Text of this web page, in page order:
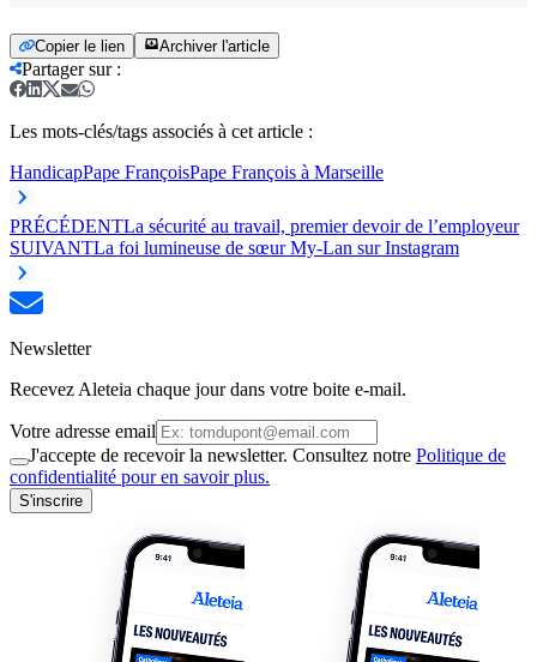
Copier le lien Archiver l'article
Partager sur:
Les mots-clés/tags associés à cet article :
HandicapPape FrançoisPape François à Marseille
PRÉCÉDENTLa sécurité au travail, premier devoir de l’employeur
SUIVANTLa foi lumineuse de sœur My-Lan sur Instagram
Newsletter
Recevez Aleteia chaque jour dans votre boite e-mail.
Votre adresse email
J'accepte de recevoir la newsletter. Consultez notre Politique de
confidentialité pour en savoir plus.
S'inscrire